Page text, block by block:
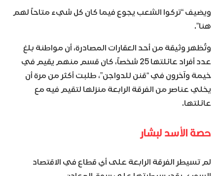
ويضيف “تركوا الشعب يجوع فيما كان كل شيء متاحاً لهم
هنا”.
وتُظهر وثيقة من أحد العقارات المصادرة، أن مواطنة بلغ
عدد أفراد عائلتها 25 شخصاً، كان قسم منهم يقيم في
خيمة وآخرون في “قنن للدواجن”، طلبت أكثر من مرة أن
يخلي عناصر من الفرقة الرابعة منزلها لتقيم فيه مع
عائلتها.
حصة الأسد لبشار
لم تسيطر الفرقة الرابعة على أي قطاع في الاقتصاد